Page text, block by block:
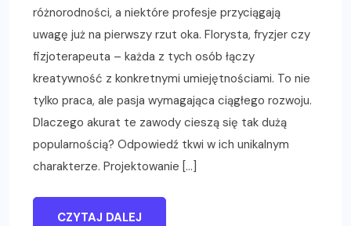
różnorodności, a niektóre profesje przyciągają
uwagę już na pierwszy rzut oka. Florysta, fryzjer czy
fizjoterapeuta – każda z tych osób łączy
kreatywność z konkretnymi umiejętnościami. To nie
tylko praca, ale pasja wymagająca ciągłego rozwoju.
Dlaczego akurat te zawody cieszą się tak dużą
popularnością? Odpowiedź tkwi w ich unikalnym
charakterze. Projektowanie […]
CZYTAJ DALEJ